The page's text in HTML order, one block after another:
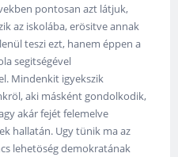
pontosan azt látjuk,
az iskolába, erösitve annak
teszi ezt, hanem éppen a
segitségével
Mindenkit igyekszik
aki másként gondolkodik,
akár fejét felemelve
hallatán. Ugy tünik ma az
lehetöség demokratának